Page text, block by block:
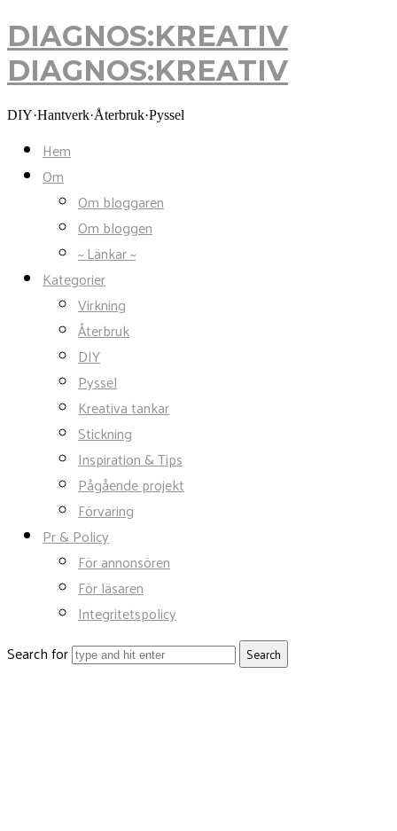
DIAGNOS:KREATIV
DIAGNOS:KREATIV
DIY·Hantverk·Återbruk·Pyssel
Hem
Om
Om bloggaren
Om bloggen
~ Länkar ~
Kategorier
Virkning
Återbruk
DIY
Pyssel
Kreativa tankar
Stickning
Inspiration & Tips
Pågående projekt
Förvaring
Pr & Policy
För annonsören
För läsaren
Integritetspolicy
Search for